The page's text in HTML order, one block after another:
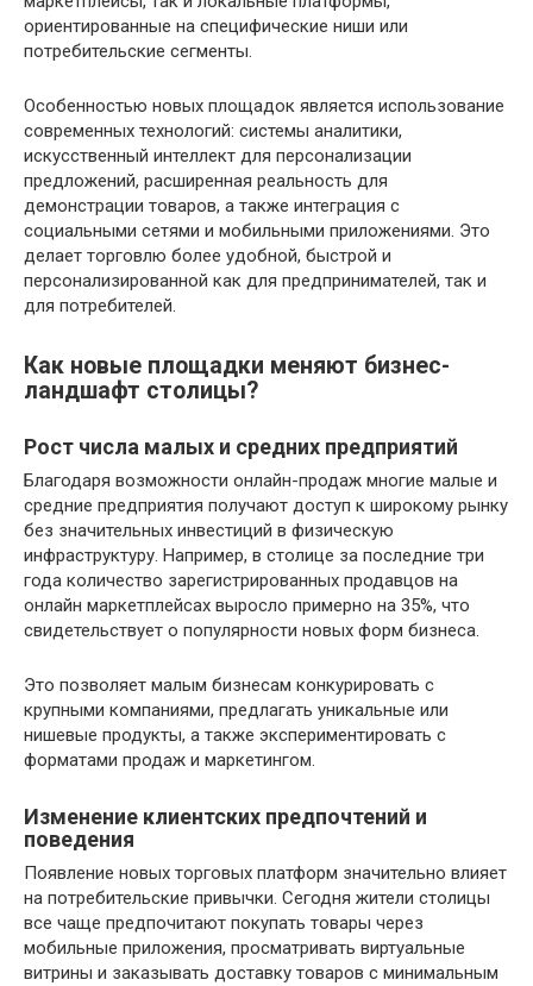
ориентированные на специфические ниши или
потребительские сегменты.
Особенностью новых площадок является использование
современных технологий: системы аналитики,
искусственный интеллект для персонализации
предложений, расширенная реальность для
демонстрации товаров, а также интеграция с
социальными сетями и мобильными приложениями. Это
делает торговлю более удобной, быстрой и
персонализированной как для предпринимателей, так и
для потребителей.
Как новые площадки меняют бизнес-
ландшафт столицы?
Рост числа малых и средних предприятий
Благодаря возможности онлайн-продаж многие малые и
средние предприятия получают доступ к широкому рынку
без значительных инвестиций в физическую
инфраструктуру. Например, в столице за последние три
года количество зарегистрированных продавцов на
онлайн маркетплейсах выросло примерно на 35%, что
свидетельствует о популярности новых форм бизнеса.
Это позволяет малым бизнесам конкурировать с
крупными компаниями, предлагать уникальные или
нишевые продукты, а также экспериментировать с
форматами продаж и маркетингом.
Изменение клиентских предпочтений и
поведения
Появление новых торговых платформ значительно влияет
на потребительские привычки. Сегодня жители столицы
все чаще предпочитают покупать товары через
мобильные приложения, просматривать виртуальные
витрины и заказывать доставку товаров с минимальным